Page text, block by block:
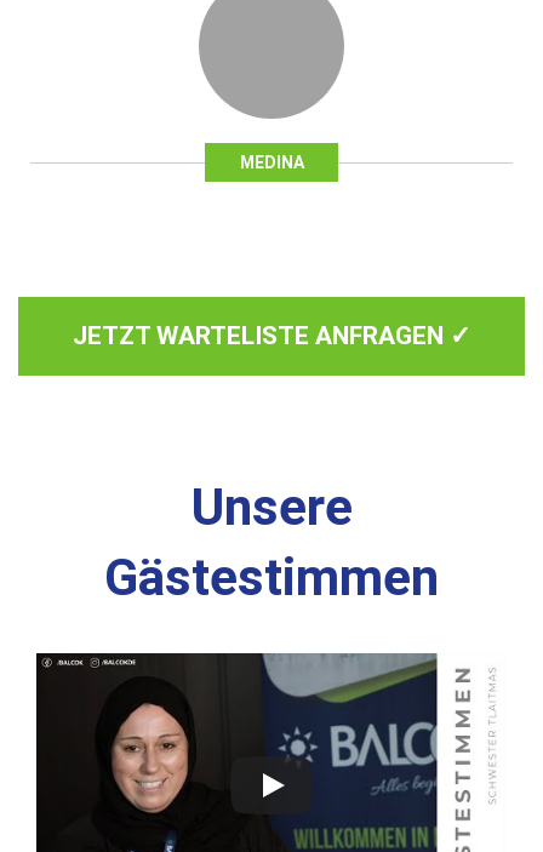
MEDINA
JETZT WARTELISTE ANFRAGEN ✓
Unsere
Gästestimmen